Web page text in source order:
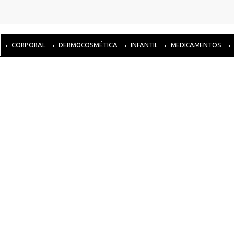
CORPORAL DERMOCOSMÉTICA INFANTIL MEDICAMENTOS